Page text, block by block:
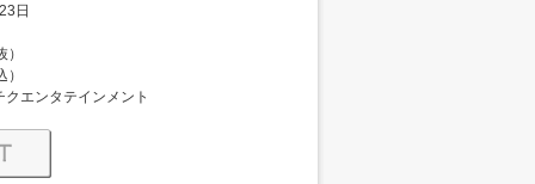
日
クエンタテインメント